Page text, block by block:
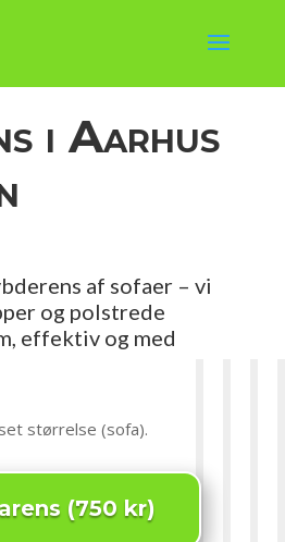
i Aarhus
af sofaer – vi
og polstrede
effektiv og med
størrelse (sofa).
(750 kr)